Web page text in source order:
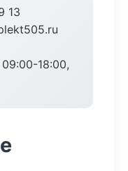
13
18:00,